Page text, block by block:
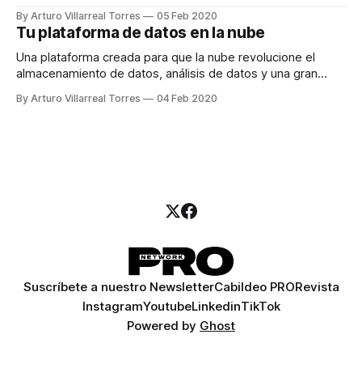
By Arturo Villarreal Torres 05 Feb 2020
Tu plataforma de datos en la nube
Una plataforma creada para que la nube revolucione el
almacenamiento de datos, análisis de datos y una gran
By Arturo Villarreal Torres 04 Feb 2020
Suscríbete a nuestro NewsletterCabildeo PRORevista
InstagramYoutubeLinkedinTikTok
Powered by Ghost